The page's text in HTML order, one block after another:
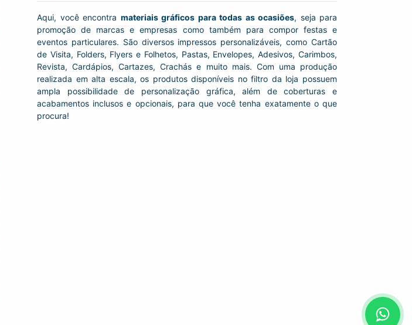
Aqui, você encontra materiais gráficos para todas as ocasiões, seja para
promoção de marcas e empresas como também para compor festas e
eventos particulares. São diversos impressos personalizáveis, como Cartão
de Visita, Folders, Flyers e Folhetos, Pastas, Envelopes, Adesivos, Carimbos,
Revista, Cardápios, Cartazes, Crachás e muito mais. Com uma produção
realizada em alta escala, os produtos disponíveis no filtro da loja possuem
ampla possibilidade de personalização gráfica, além de coberturas e
acabamentos inclusos e opcionais, para que você tenha exatamente o que
procura!